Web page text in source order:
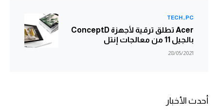
PC
TECH
Acer تطلق ترقية لأجهزة ConceptD
بالجيل 11 من معالجات إنتل
28/05/2021
أحدث الأخبار